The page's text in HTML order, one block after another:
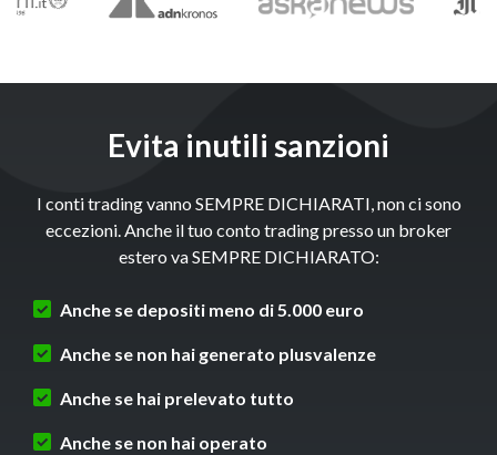
Evita inutili sanzioni
I conti trading vanno SEMPRE DICHIARATI, non ci sono
eccezioni. Anche il tuo conto trading presso un broker
estero va SEMPRE DICHIARATO:
Anche se depositi meno di 5.000 euro
Anche se non hai generato plusvalenze
Anche se hai prelevato tutto
Anche se non hai operato